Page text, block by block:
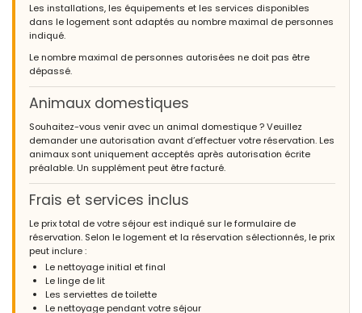
- 9,3
- Mai 2023 - Autriche :
(Texte original)
Einfach ein tolles Objekt, sehr empfehlenswert......
(Traduit par Google)
Tout simplement un super objet, fortement recommandé ......
- 10,0
We’re a family with young children (6 and 9) and found the villa
and location had everything we needed. Lots of space inside
and out, kitchen and utility with everything we needed, great
sized pool and a short walk to the beach, supermarkets,
restaurants and shops.
(Traduit par Google)
Les installations, les équipements et les services disponibles
dans le logement sont adaptés au nombre maximal de personnes
indiqué.
Le nombre maximal de personnes autorisées ne doit pas être
dépassé.
Animaux domestiques
Souhaitez-vous venir avec un animal domestique ? Veuillez
demander une autorisation avant d’effectuer votre réservation. Les
animaux sont uniquement acceptés après autorisation écrite
préalable. Un supplément peut être facturé.
Frais et services inclus
Le prix total de votre séjour est indiqué sur le formulaire de
réservation. Selon le logement et la réservation sélectionnés, le prix
peut inclure :
Le nettoyage initial et final
Le linge de lit
Les serviettes de toilette
Le nettoyage pendant votre séjour